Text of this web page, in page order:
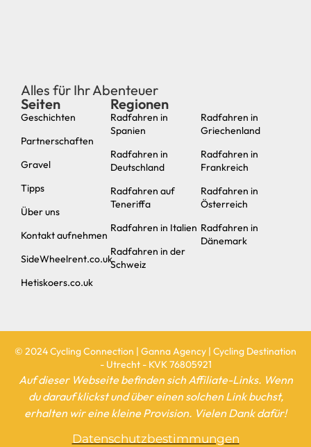
Alles für Ihr Abenteuer
Seiten
Geschichten
Partnerschaften
Gravel
Tipps
Über uns
Kontakt aufnehmen
SideWheelrent.co.uk
Hetiskoers.co.uk
Regionen
Radfahren in
Spanien
Radfahren in
Deutschland
Radfahren auf
Teneriffa
Radfahren in Italien
Radfahren in der
Schweiz
Radfahren in
Griechenland
Radfahren in
Frankreich
Radfahren in
Österreich
Radfahren in
Dänemark
© 2024 Cycling Connection | Ganna Agency | Cycling Destination
- Utrecht - KVK 76805921
Auf dieser Webseite befinden sich Affiliate-Links. Wenn
du darauf klickst und über einen solchen Link buchst,
erhalten wir eine kleine Provision. Vielen Dank dafür!
Datenschutzbestimmungen